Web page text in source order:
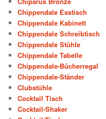
Chippendale Esstisch
Chippendale Kabinett
Chippendale Schreibtisch
Chippendale Stühle
Chippendale Tabelle
Chippendale-Bücherregal
Chippendale-Ständer
Clubstühle
Cocktail Tisch
Cocktail-Shaker